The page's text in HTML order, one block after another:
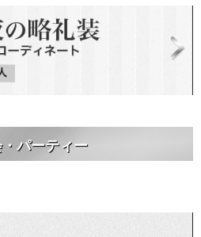
・パーティー